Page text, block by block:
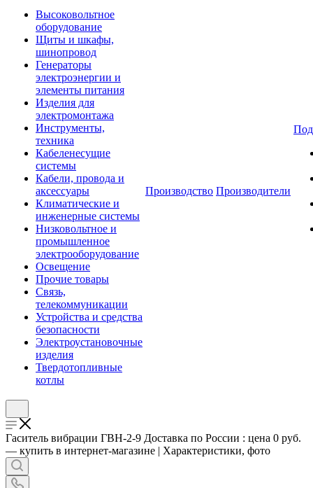
Высоковольтное
оборудование
Щиты и шкафы,
шинопровод
Генераторы
электроэнергии и
элементы питания
Изделия для
электромонтажа
Инструменты,
техника
Кабеленесущие
системы
Кабели, провода и
аксессуары
Климатические и
инженерные системы
Низковольтное и
промышленное
электрооборудование
Освещение
Прочие товары
Связь,
телекоммуникации
Устройства и средства
безопасности
Электроустановочные
изделия
Твердотопливные
котлы
Производство Производители
Гаситель вибрации ГВН-2-9 Доставка по России : цена 0 руб.
— купить в интернет-магазине | Характеристики, фото